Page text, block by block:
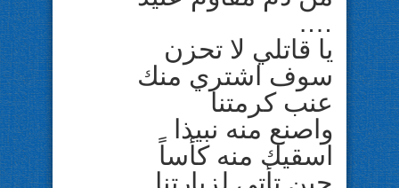
….
يا قاتلي لا تحزن
سوف اشتري منك
عنب كرمتنا
واصنع منه نبيذا
اسقيك منه كأساً
حين تأتي لزيارتنا